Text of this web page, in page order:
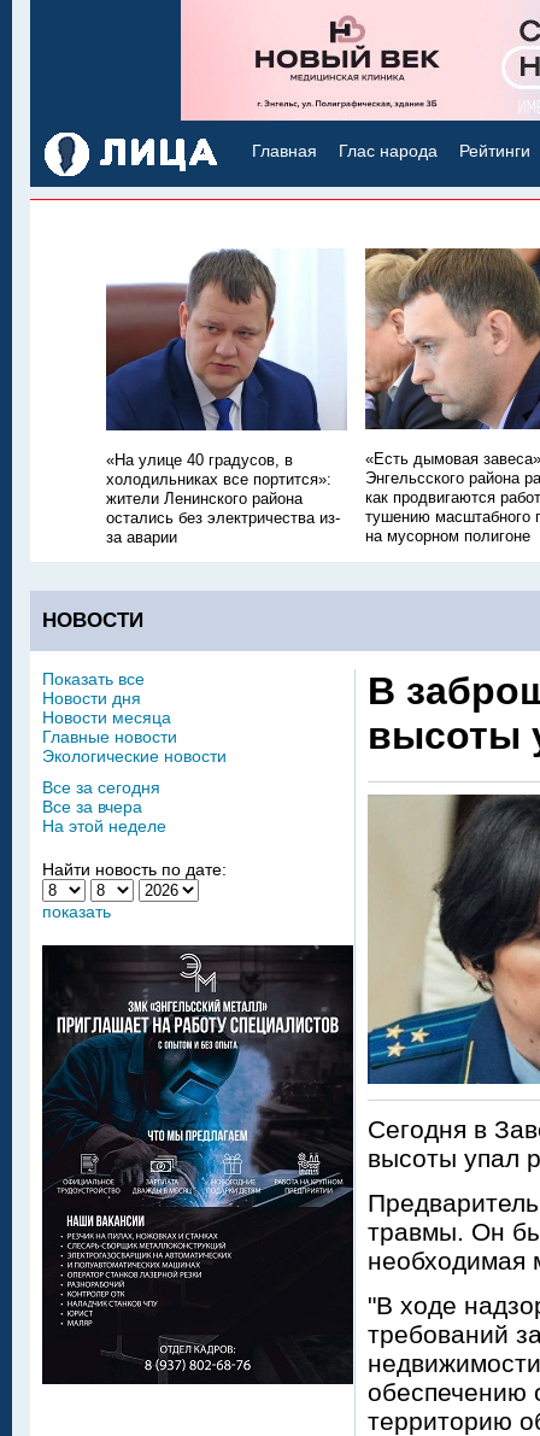
Главная Глас народа Рейтинги
«На улице 40 градусов, в
холодильниках все портится»:
жители Ленинского района
остались без электричества из-
за аварии
«Есть дымовая
Энгельсского района
как продвигаются
тушению масштабного
на мусорном полигоне
НОВОСТИ
В
высоты
Сегодня в
высоты упал
травмы. Он
необходимая
"В ходе
требований
обеспечению
территорию
Показать все
Новости дня
Новости месяца
Главные новости
Экологические новости
Все за сегодня
Все за вчера
На этой неделе
Найти новость по дате:
показать